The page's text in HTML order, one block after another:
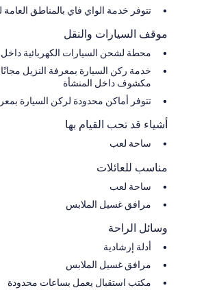
تتوفر خدمة الواي فاي بالمناطق العامة لـ 1 من الأجهزة بحد
موقف السيارات والنقل
محطة لشحن السيارات الكهربائية داخل
خدمة ركن السيارة بمعرفة النزيل
مكشوف داخل المنشأة
تتوفر أماكن محدودة لركن السيارة
أشياء قد تحب القيام بها
ساحة لعب
مناسب للعائلات
ساحة لعب
مرافق غسيل الملابس
وسائل الراحة
أدلة إرشادية
مرافق غسيل الملابس
مكتب استقبال يعمل بساعات محدودة